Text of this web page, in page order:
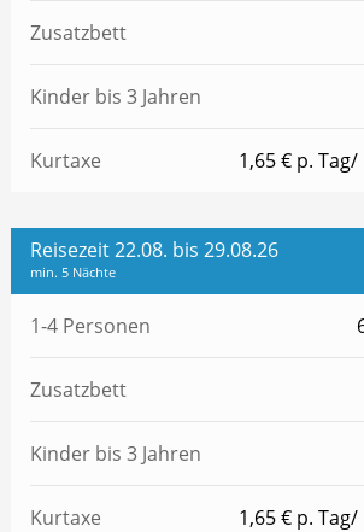
Zusatzbett
Kinder bis 3 Jahren
Kurtaxe 1,65 € p. Tag/
Reisezeit 22.08. bis 29.08.26
min. 5 Nächte
1-4 Personen
Zusatzbett
Kinder bis 3 Jahren
Kurtaxe 1,65 € p. Tag/